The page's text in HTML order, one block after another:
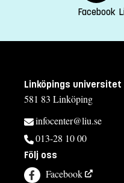
Facebook
Linköpings universitet
581 83 Linköping
infocenter@liu.se
013-28 10 00
Följ oss
Facebook